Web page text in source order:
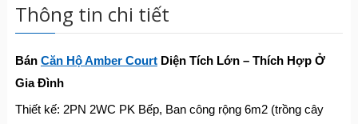
Thông tin chi tiết
Bán Căn Hộ Amber CourtDiện Tích Lớn – Thích Hợp Ở
Gia Đình
Thiết kế: 2PN 2WC PK Bếp, Ban công rộng 6m2 (trồng cây